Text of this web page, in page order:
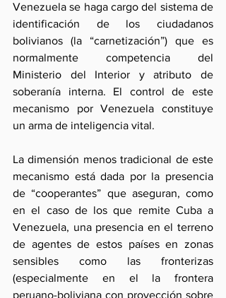
Venezuela se haga cargo del sistema de
identificación de los ciudadanos
bolivianos (la “carnetización”) que es
normalmente competencia del
Ministerio del Interior y atributo de
soberanía interna. El control de este
mecanismo por Venezuela constituye
un arma de inteligencia vital.
La dimensión menos tradicional de este
mecanismo está dada por la presencia
de “cooperantes” que aseguran, como
en el caso de los que remite Cuba a
Venezuela, una presencia en el terreno
de agentes de estos países en zonas
sensibles como las fronterizas
(especialmente en el la frontera
peruano-boliviana con proyección sobre